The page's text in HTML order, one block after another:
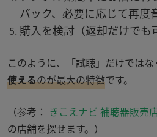
バック、必要に応じて再度
購入を検討（返却だけでも
このように、「試聴」だけではな
使えるのが最大の特徴です。
（参考： きこえナビ 補聴器販売
の店舗を探せます。）